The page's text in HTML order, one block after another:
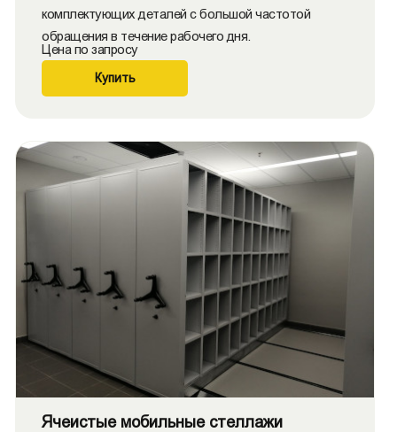
комплектующих деталей с большой частотой
обращения в течение рабочего дня.
Цена по запросу
Купить
Ячеистые мобильные стеллажи